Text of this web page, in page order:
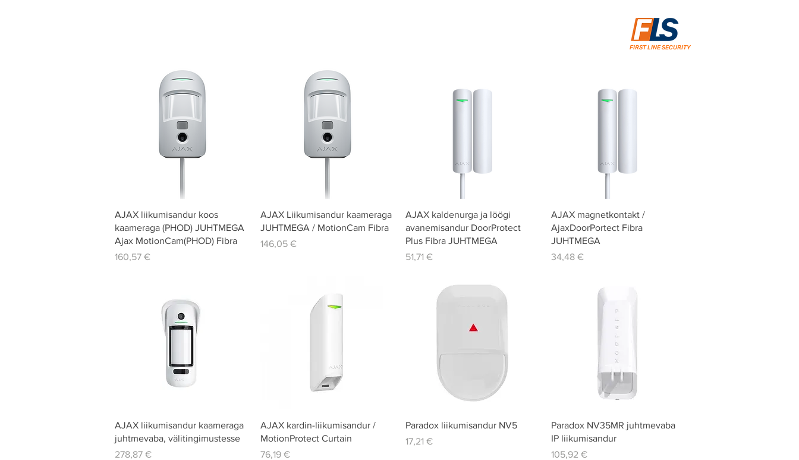
FIRST LINE SECURITY
Quick View
AJAX liikumisandur koos
kaameraga (PHOD) JUHTMEGA
Ajax MotionCam(PHOD) Fibra
Price
160,57 €
Quick View
AJAX Liikumisandur kaameraga
JUHTMEGA / MotionCam Fibra
Price
146,05 €
Quick View
AJAX kaldenurga ja löögi
avanemisandur DoorProtect
Plus Fibra JUHTMEGA
Price
51,71 €
Quick View
AJAX magnetkontakt /
AjaxDoorPortect Fibra
JUHTMEGA
Price
34,48 €
Quick View
AJAX liikumisandur kaameraga
juhtmevaba, välitingimustesse
Price
278,87 €
Quick View
AJAX kardin-liikumisandur /
MotionProtect Curtain
Price
76,19 €
Quick View
Paradox liikumisandur NV5
Price
17,21 €
Quick View
Paradox NV35MR juhtmevaba
IP liikumisandur
Price
105,92 €